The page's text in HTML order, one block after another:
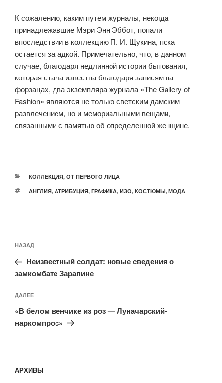
К сожалению, каким путем журналы, некогда
принадлежавшие Мэри Энн Эббот, попали
впоследствии в коллекцию П. И. Щукина, пока
остается загадкой. Примечательно, что, в данном
случае, благодаря недлинной истории бытования,
которая стала известна благодаря записям на
форзацах, два экземпляра журнала «The Gallery of
Fashion» являются не только светским дамским
развлечением, но и мемориальными вещами,
связанными с памятью об определенной женщине.
РУБРИКИ
КОЛЛЕКЦИЯ, ОТ ПЕРВОГО ЛИЦА
МЕТКИ
АНГЛИЯ, АТРИБУЦИЯ, ГРАФИКА, ИЗО, КОСТЮМЫ, МОДА
по
записям
Предыдущая
запись:
НАЗАД
Неизвестный солдат: новые сведения о
замкомбате Зарапине
Следующая
запись
ДАЛЕЕ
«В белом венчике из роз — Луначарский-
наркомпрос»
АРХИВЫ